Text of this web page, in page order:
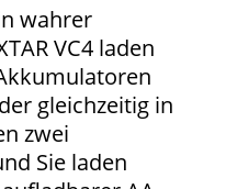
wahrer
VC4 laden
gleichzeitig in
zwei
Sie laden